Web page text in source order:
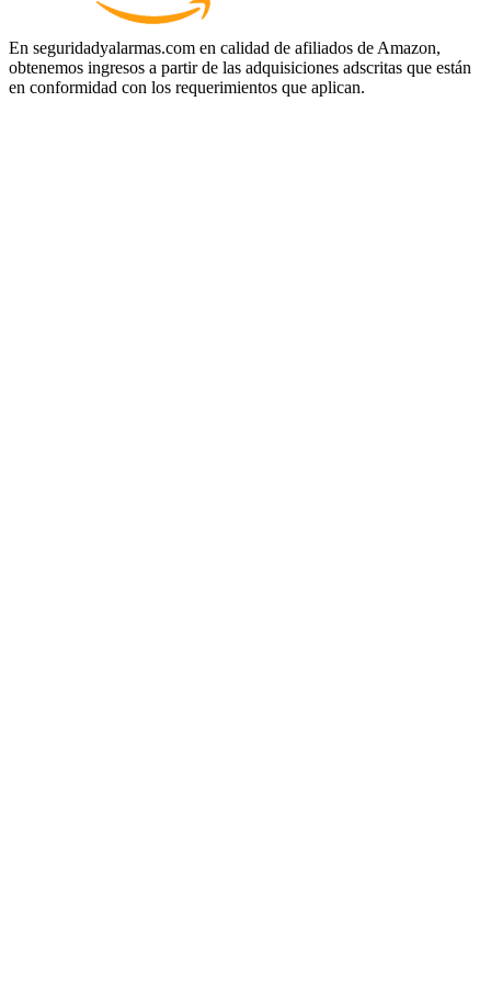
En seguridadyalarmas.com en calidad de afiliados de Amazon,
obtenemos ingresos a partir de las adquisiciones adscritas que están
en conformidad con los requerimientos que aplican.